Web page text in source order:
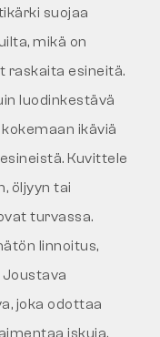
suojaa
mikä on
raskaita esineitä.
luodinkestävä
ikäviä
Kuvittele
öljyyn tai
turvassa.
linnoitus,
Joustava
joka odottaa
iskuja,